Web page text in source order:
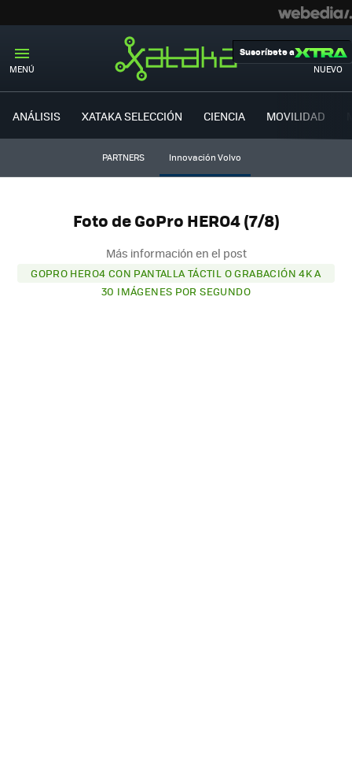
MENÚ NUEVO
Suscríbete a
ANÁLISIS XATAKA SELECCIÓN CIENCIA MOVILIDAD
PARTNERS Innovación Volvo
Foto de GoPro HERO4 (7/8)
Más información en el post
GOPRO HERO4 CON PANTALLA TÁCTIL O GRABACIÓN 4K A
30 IMÁGENES POR SEGUNDO